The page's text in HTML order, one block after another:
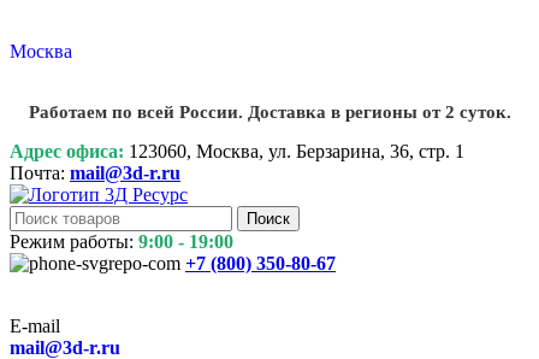
Москва
Работаем по всей России. Доставка в регионы от 2 суток.
Адрес офиса: 123060, Москва, ул. Берзарина, 36, стр. 1
Почта: mail@3d-r.ru
Поиск
Режим работы: 9:00 - 19:00
+7 (800) 350-80-67
E-mail
mail@3d-r.ru